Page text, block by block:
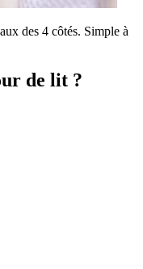
des 4 côtés. Simple à
de lit ?